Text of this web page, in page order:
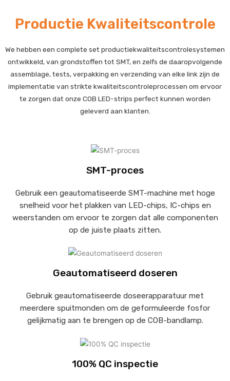
Productie Kwaliteitscontrole
We hebben een complete set productiekwaliteitscontrolesystemen
ontwikkeld, van grondstoffen tot SMT, en zelfs de daaropvolgende
assemblage, tests, verpakking en verzending van elke link zijn de
implementatie van strikte kwaliteitscontroleprocessen om ervoor
te zorgen dat onze COB LED-strips perfect kunnen worden
geleverd aan klanten.
SMT-proces
Gebruik een geautomatiseerde SMT-machine met hoge
snelheid voor het plakken van LED-chips, IC-chips en
weerstanden om ervoor te zorgen dat alle componenten
op de juiste plaats zitten.
Geautomatiseerd doseren
Gebruik geautomatiseerde doseerapparatuur met
meerdere spuitmonden om de geformuleerde fosfor
gelijkmatig aan te brengen op de COB-bandlamp.
100% QC inspectie